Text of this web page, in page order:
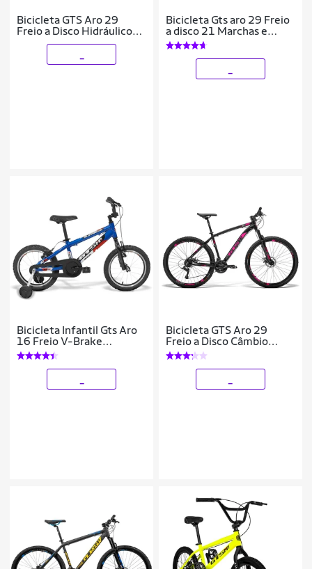
Bicicleta GTS Aro 29
Freio a Disco Hidráulico
Cubo k7 Câmbio Gtsm1
Amortecedor Com
Bicicleta Gts aro 29 Freio
a disco 21 Marchas e
Amortecedor | GTS M1
Ride New COLOR
Bicicleta Infantil Gts Aro
16 Freio V-Brake
Advanced Kids Pro
Bicicleta GTS Aro 29
Freio a Disco Câmbio
GTSM1 MX8 24 Marchas
e Amortecedor | GTS M1
Ride New